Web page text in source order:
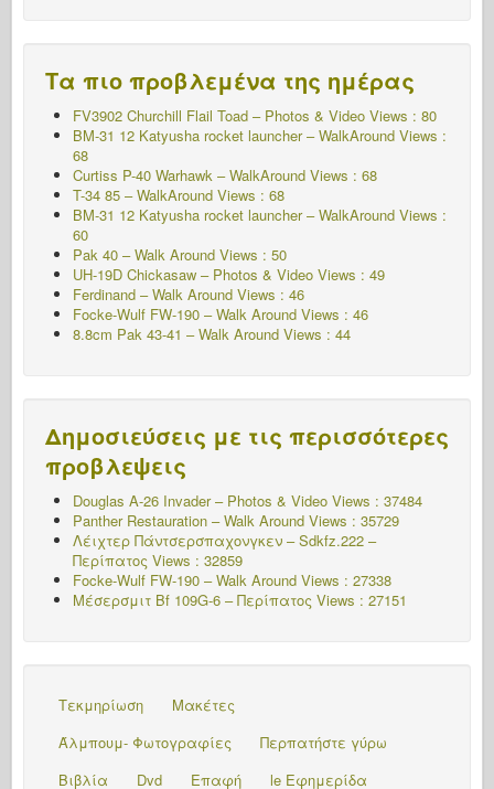
Τα πιο προβλεμένα της ημέρας
FV3902 Churchill Flail Toad – Photos & Video Views : 80
BM-31 12 Katyusha rocket launcher – WalkAround Views :
68
Curtiss P-40 Warhawk – WalkAround Views : 68
T-34 85 – WalkAround Views : 68
BM-31 12 Katyusha rocket launcher – WalkAround Views :
60
Pak 40 – Walk Around Views : 50
UH-19D Chickasaw – Photos & Video Views : 49
Ferdinand – Walk Around Views : 46
Focke-Wulf FW-190 – Walk Around Views : 46
8.8cm Pak 43-41 – Walk Around Views : 44
Δημοσιεύσεις με τις περισσότερες
προβλεψεις
Douglas A-26 Invader – Photos & Video Views : 37484
Panther Restauration – Walk Around Views : 35729
Λέιχτερ Πάντσερσπαχονγκεν – Sdkfz.222 –
Περίπατος Views : 32859
Focke-Wulf FW-190 – Walk Around Views : 27338
Μέσερσμιτ Bf 109G-6 – Περίπατος Views : 27151
Τεκμηρίωση
Μακέτες
Άλμπουμ- Φωτογραφίες
Περπατήστε γύρω
Βιβλία
Dvd Επαφή le Εφημερίδα